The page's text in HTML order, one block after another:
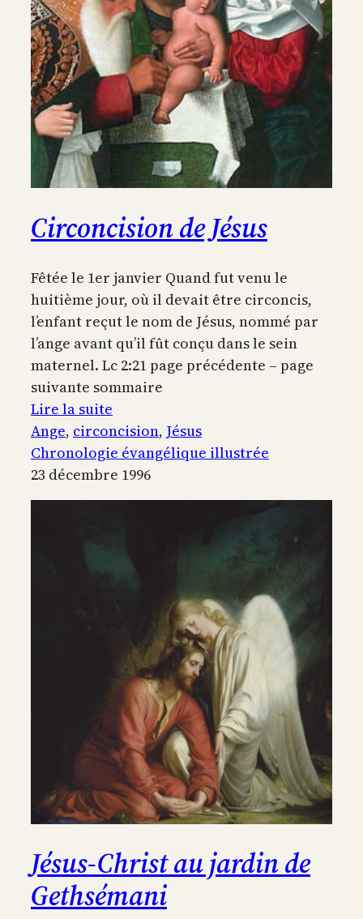
Circoncision de Jésus
Fêtée le 1er janvier Quand fut venu le
huitième jour, où il devait être circoncis,
l’enfant reçut le nom de Jésus, nommé par
l’ange avant qu’il fût conçu dans le sein
maternel. Lc 2:21 page précédente – page
suivante sommaire
Lire la suite
Circoncision
de
Jésus
Ange, circoncision, Jésus
Chronologie évangélique illustrée
23 décembre 1996
Jésus-Christ au jardin de
Gethsémani